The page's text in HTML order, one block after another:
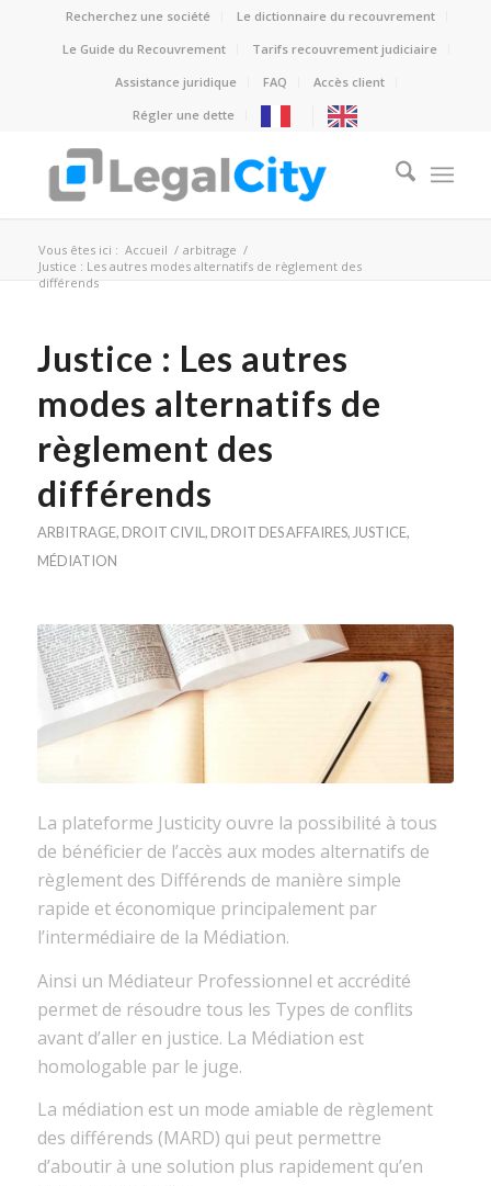
Recherchez une société
Le dictionnaire du recouvrement
Le Guide du Recouvrement
Tarifs recouvrement judiciaire
Assistance juridique
FAQ
Accès client
Régler une dette
Vous êtes ici : Accueil / arbitrage /
Justice : Les autres modes alternatifs de règlement des
différends
Justice : Les autres
modes alternatifs de
règlement des
différends
ARBITRAGE, DROIT CIVIL , DROIT DES AFFAIRES, JUSTICE,
MÉDIATION
La plateforme Justicityouvre la possibilité à tous
de bénéficier de l’accès aux modes alternatifs de
règlement des Différends de manière simple
rapide et économique principalement par
l’intermédiaire de la Médiation.
Ainsi un Médiateur Professionnel et accrédité
permet de résoudre tous les Types de conflits
avant d’aller en justice. La Médiation est
homologable par le juge.
La médiation est un mode amiable de règlement
des différends (MARD) qui peut permettre
d’aboutir à une solution plus rapidement qu’en